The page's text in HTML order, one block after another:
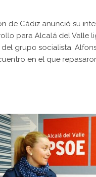
de Cádiz anunció su
para Alcalá del Valle
grupo socialista,
en el que